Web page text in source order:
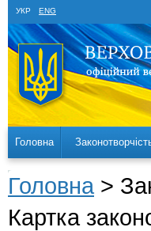
УКР ENG
Головна
Головна >
Картка